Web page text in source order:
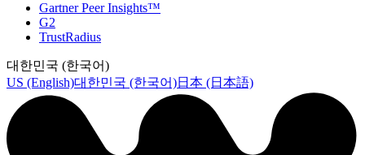
Gartner Peer Insights™
G2
TrustRadius
대한민국 (한국어)
US (English)대한민국 (한국어)日本 (日本語)